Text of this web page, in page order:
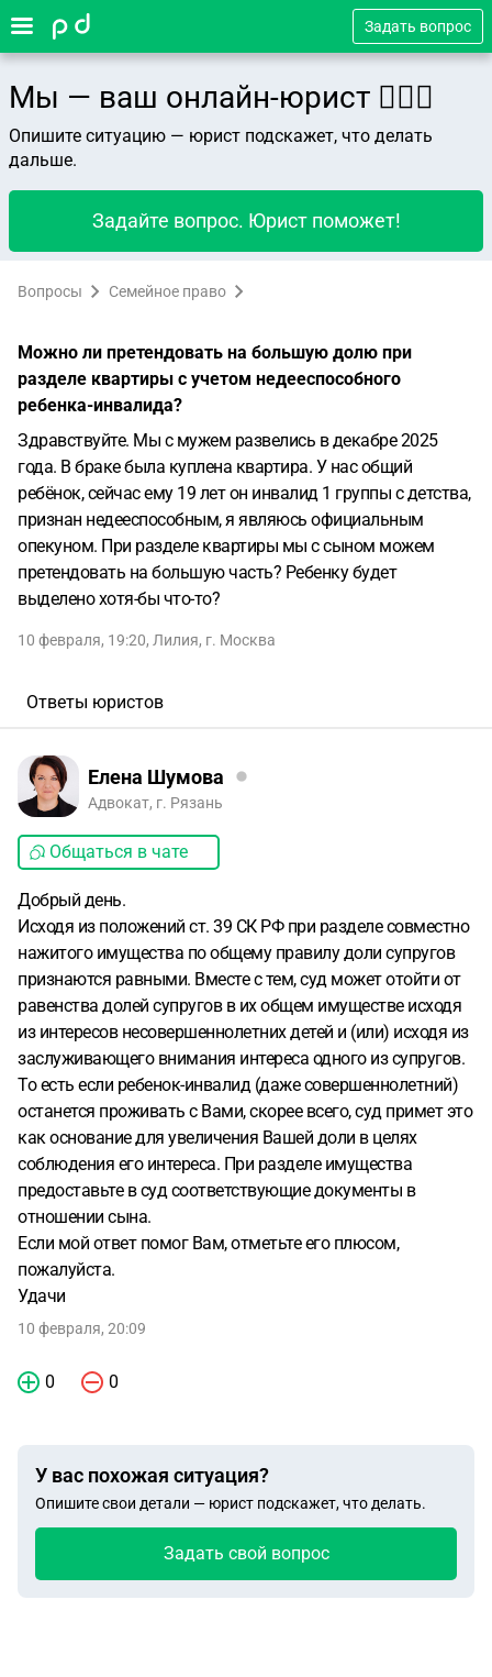
Задать вопрос
Мы — ваш онлайн-юрист 👨🏻‍⚖️
Опишите ситуацию — юрист подскажет, что делать
дальше.
Задайте вопрос. Юрист поможет!
Вопросы Семейное право
Можно ли претендовать на большую долю при
разделе квартиры с учетом недееспособного
ребенка-инвалида?
Здравствуйте. Мы с мужем развелись в декабре 2025
года. В браке была куплена квартира. У нас общий
ребёнок, сейчас ему 19 лет он инвалид 1 группы с детства,
признан недееспособным, я являюсь официальным
опекуном. При разделе квартиры мы с сыном можем
претендовать на большую часть? Ребенку будет
выделено хотя-бы что-то?
10 февраля, 19:20, Лилия, г. Москва
Ответы юристов
Елена Шумова
Адвокат, г. Рязань
Общаться в чате
Добрый день.
Исходя из положений ст. 39 СК РФ при разделе совместно
нажитого имущества по общему правилу доли супругов
признаются равными. Вместе с тем, суд может отойти от
равенства долей супругов в их общем имуществе исходя
из интересов несовершеннолетних детей и (или) исходя из
заслуживающего внимания интереса одного из супругов.
То есть если ребенок-инвалид (даже совершеннолетний)
останется проживать с Вами, скорее всего, суд примет это
как основание для увеличения Вашей доли в целях
соблюдения его интереса. При разделе имущества
предоставьте в суд соответствующие документы в
отношении сына.
Если мой ответ помог Вам, отметьте его плюсом,
пожалуйста.
Удачи
10 февраля, 20:09
0 0
У вас похожая ситуация?
Опишите свои детали — юрист подскажет, что делать.
Задать свой вопрос